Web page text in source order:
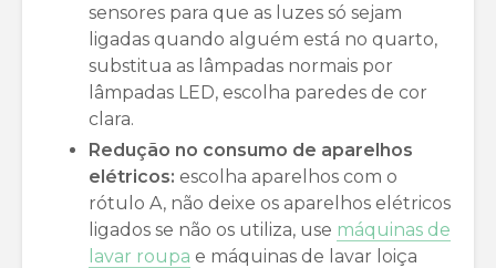
sensores para que as luzes só sejam
ligadas quando alguém está no quarto,
substitua as lâmpadas normais por
lâmpadas LED, escolha paredes de cor
clara.
Redução no consumo de aparelhos
elétricos: escolha aparelhos com o
rótulo A, não deixe os aparelhos elétricos
ligados se não os utiliza, use máquinas de
lavar roupa e máquinas de lavar loiça